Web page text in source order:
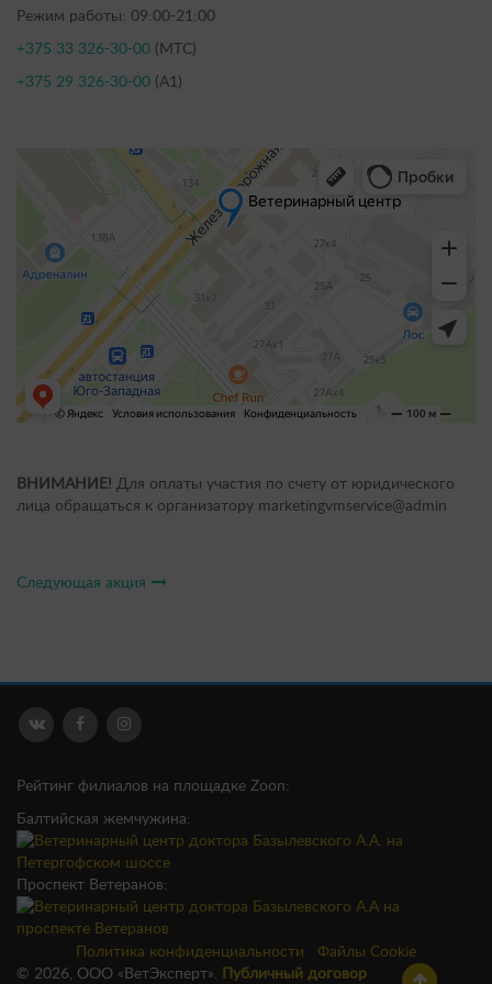
Режим работы: 09:00-21:00
+375 33 326-30-00 (МТС)
+375 29 326-30-00 (А1)
ВНИМАНИЕ! Для оплаты участия по счету от юридического
лица обращаться к организатору marketingvmservice@admin
Следующая акция
Рейтинг филиалов на площадке Zoon:
Балтийская жемчужина:
Проспект Ветеранов:
Политика конфиденциальности
Файлы Cookie
© 2026, ООО «ВетЭксперт».
Публичный договор